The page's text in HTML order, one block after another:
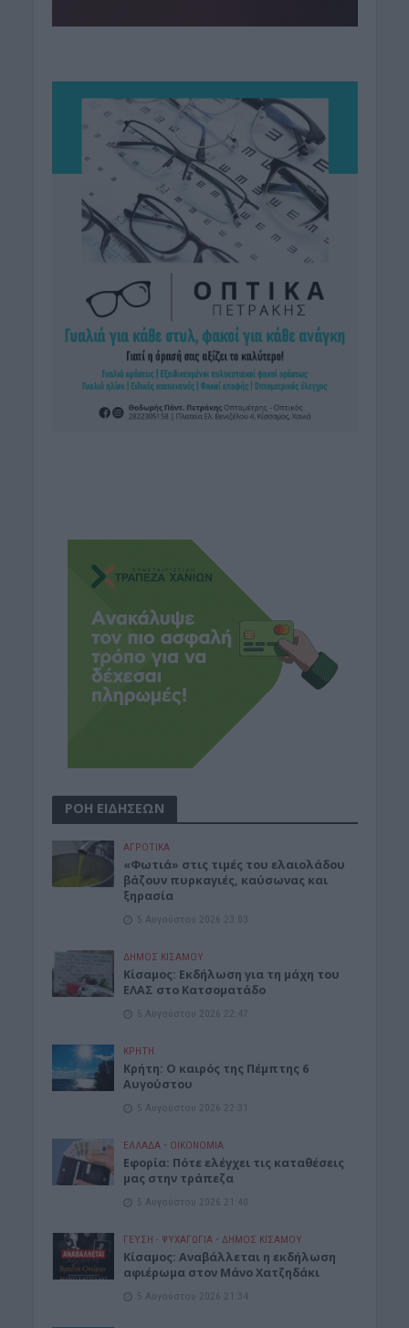
ΡΟΗ ΕΙΔΗΣΕΩΝ
ΑΓΡΟΤΙΚΑ
«Φωτιά» στις τιμές του ελαιολάδου
βάζουν πυρκαγιές, καύσωνας και
ξηρασία
5 Αυγούστου 2026 23:03
ΔΉΜΟΣ ΚΙΣΆΜΟΥ
Κίσαμος: Εκδήλωση για τη μάχη του
ΕΛΑΣ στο Κατσοματάδο
5 Αυγούστου 2026 22:47
ΚΡΗΤΗ
Κρήτη: Ο καιρός της Πέμπτης 6
Αυγούστου
5 Αυγούστου 2026 22:31
ΕΛΛΑΔΑ • ΟΙΚΟΝΟΜΙΑ
Εφορία: Πότε ελέγχει τις καταθέσεις
μας στην τράπεζα
5 Αυγούστου 2026 21:40
ΓΕΎΣΗ - ΨΥΧΑΓΩΓΊΑ • ΔΉΜΟΣ ΚΙΣΆΜΟΥ
Κίσαμος: Αναβάλλεται η εκδήλωση
αφιέρωμα στον Μάνο Χατζηδάκι
5 Αυγούστου 2026 21:34